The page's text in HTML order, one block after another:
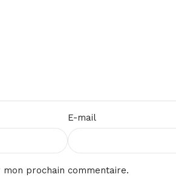
E-mail
prochain commentaire.